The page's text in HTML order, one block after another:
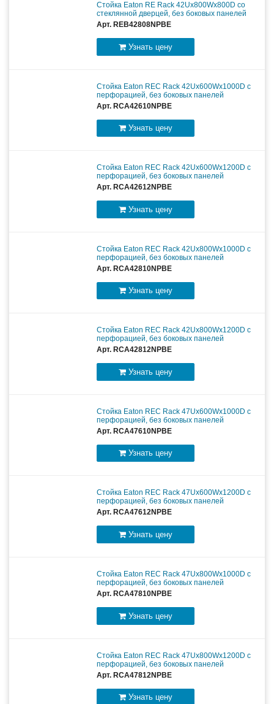
Кабели для промышленных сетей в новом каталоге ANC
Стойка Eaton RE Rack 42Ux800Wx800D со
стеклянной дверцей, без боковых панелей
Арт. REB42808NPBE
Узнать цену
Стойка Eaton REC Rack 42Ux600Wx1000D c
перфорацией, без боковых панелей
Арт. RCA42610NPBE
Узнать цену
Стойка Eaton REC Rack 42Ux600Wx1200D c
перфорацией, без боковых панелей
Арт. RCA42612NPBE
Узнать цену
Стойка Eaton REC Rack 42Ux800Wx1000D c
перфорацией, без боковых панелей
Арт. RCA42810NPBE
Узнать цену
Стойка Eaton REC Rack 42Ux800Wx1200D c
перфорацией, без боковых панелей
Арт. RCA42812NPBE
Узнать цену
Стойка Eaton REC Rack 47Ux600Wx1000D c
перфорацией, без боковых панелей
Арт. RCA47610NPBE
Узнать цену
Стойка Eaton REC Rack 47Ux600Wx1200D c
перфорацией, без боковых панелей
Арт. RCA47612NPBE
Узнать цену
Стойка Eaton REC Rack 47Ux800Wx1000D c
перфорацией, без боковых панелей
Арт. RCA47810NPBE
Узнать цену
Стойка Eaton REC Rack 47Ux800Wx1200D c
перфорацией, без боковых панелей
Арт. RCA47812NPBE
Узнать цену